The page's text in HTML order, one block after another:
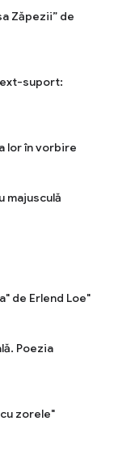
Zăpezii” de
suport:
lor în vorbire
majusculă
de Erlend Loe"
Poezia
zorele"